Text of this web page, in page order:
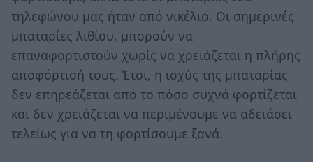
τηλεφώνου μας ήταν από νικέλιο. Οι σημερινές
μπαταρίες λιθίου, μπορούν να
επαναφορτιστούν χωρίς να χρειάζεται η πλήρης
αποφόρτισή τους. Έτσι, η ισχύς της μπαταρίας
δεν επηρεάζεται από το πόσο συχνά φορτίζεται
και δεν χρειάζεται να περιμένουμε να αδειάσει
τελείως για να τη φορτίσουμε ξανά.